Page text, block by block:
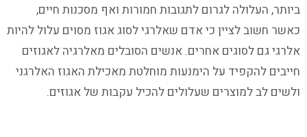
ביותר, העלולה לגרום לתגובות חמורות ואף מסכנות חיים,
כאשר חשוב לציין כי אדם שאלרגי לסוג אגוז מסוים עלול להיות
אלרגי גם לסוגים אחרים. אנשים הסובלים מאלרגיה לאגוזים
חייבים להקפיד על הימנעות מוחלטת מאכילת האגוז האלרגני
ולשים לב למוצרים שעלולים להכיל עקבות של אגוזים.